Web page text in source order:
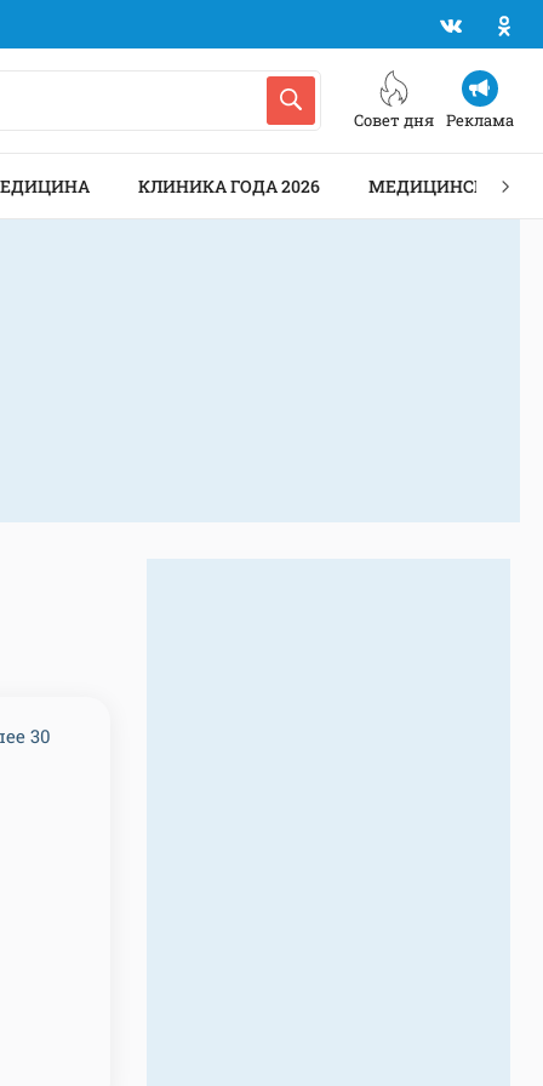
Совет дня Реклама
КЛИНИКА ГОДА 2026 МЕДИЦИНСКИЕ
30